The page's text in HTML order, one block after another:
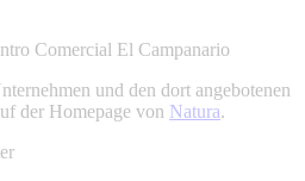
Comercial El Campanario
und den dort angebotenen
der Homepage von Natura.